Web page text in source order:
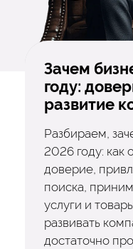
Зачем
году:
развитие
Разбираем,
2026 году: как
доверие,
поиска,
услуги и
развивать
достаточно